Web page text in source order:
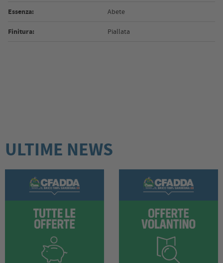
Essenza: Abete
Finitura: Piallata
ULTIME NEWS